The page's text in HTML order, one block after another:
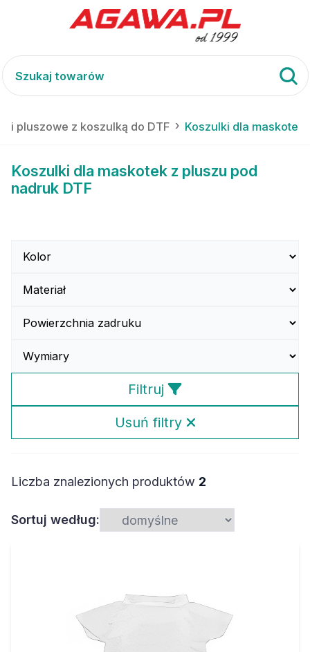
pluszowe z koszulką do DTF Koszulki dla maskotek
Koszulki dla maskotek z pluszu pod
nadruk DTF
Filtruj
Usuń filtry
Liczba znalezionych produktów 2
Sortuj według: